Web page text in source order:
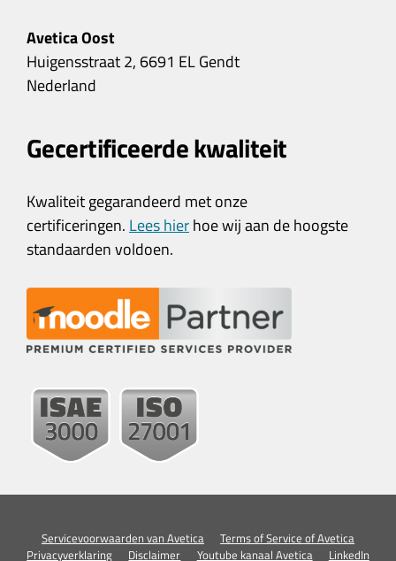
Avetica Oost
Huigensstraat 2, 6691 EL Gendt
Nederland
Gecertificeerde kwaliteit
Kwaliteit gegarandeerd met onze
certificeringen. Lees hierhoe wij aan de hoogste
standaarden voldoen.
Servicevoorwaarden van Avetica
Terms of Service of Avetica
Privacyverklaring
Disclaimer Youtube kanaal Avetica LinkedIn